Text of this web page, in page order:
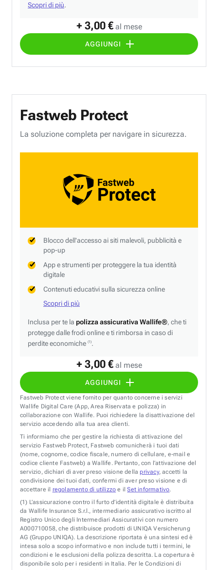
+ 3,00 € al mese
AGGIUNGI
Scopri di più.
Fastweb Protect
+ 3,00 € al mese
AGGIUNGI
La soluzione completa per navigare in sicurezza.
Blocco dell'accesso ai siti malevoli, pubblicità e
pop-up
App e strumenti per proteggere la tua identità
digitale
Contenuti educativi sulla sicurezza online
Scopri di più
Inclusa per te la polizza assicurativa Wallife®, che ti
protegge dalle frodi online e ti rimborsa in caso di
perdite economiche (1).
Fastweb Protect viene fornito per quanto concerne i servizi
Wallife Digital Care (App, Area Riservata e polizza) in
collaborazione con Wallife. Puoi richiedere la disattivazione del
servizio accedendo alla tua area clienti.
Ti informiamo che per gestire la richiesta di attivazione del
servizio Fastweb Protect, Fastweb comunicherà i tuoi dati
(nome, cognome, codice fiscale, numero di cellulare, e-mail e
codice cliente Fastweb) a Wallife. Pertanto, con l’attivazione del
servizio, dichiari di aver preso visione della privacy, accetti la
condivisione dei tuoi dati, confermi di aver preso visione e di
accettare il regolamento di utilizzo e ilSet informativo.
(1) L’assicurazione contro il furto d’identità digitale è distribuita
da Wallife Insurance S.r.l., intermediario assicurativo iscritto al
Registro Unico degli Intermediari Assicurativi con numero
A000710058, che distribuisce prodotti di UNIQA Versicherung
AG (Gruppo UNIQA). La descrizione riportata è una sintesi ed è
intesa solo a scopo informativo e non include tutti i termini, le
condizioni e le esclusioni della polizza descritta. La copertura è
disponibile solo per i residenti in Italia. Per le Condizioni di